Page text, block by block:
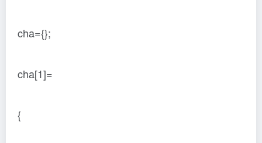
cha={};
cha[1]=
{